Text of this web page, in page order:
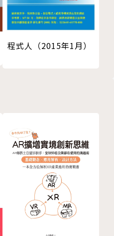
程式人（2015年1月）